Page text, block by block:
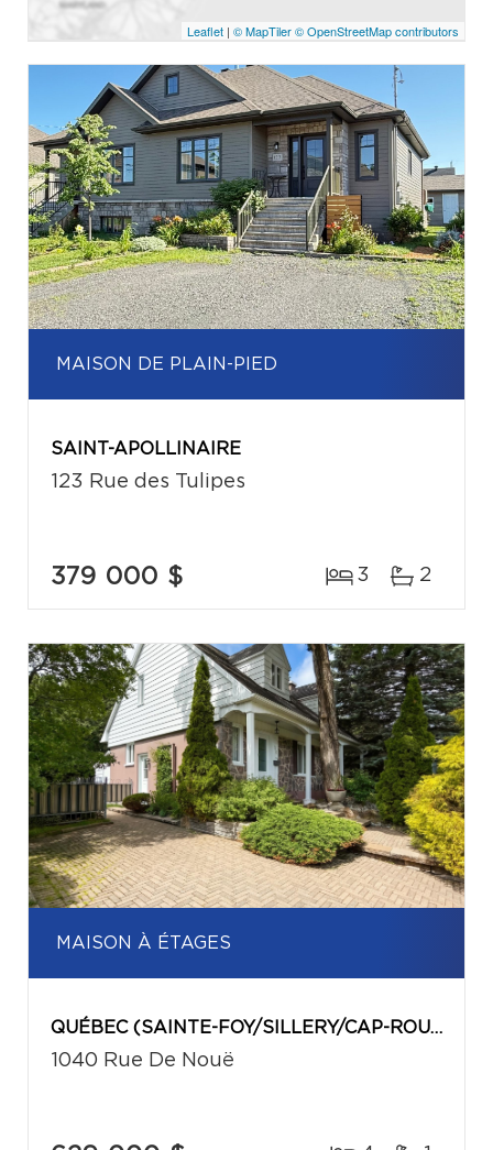
Leaflet | © MapTiler© OpenStreetMap contributors
MAISON DE PLAIN-PIED
SAINT-APOLLINAIRE
123 Rue des Tulipes
379 000 $ 3 2
MAISON À ÉTAGES
QUÉBEC (SAINTE-FOY/SILLERY/CAP-ROUGE)
1040 Rue De Nouë